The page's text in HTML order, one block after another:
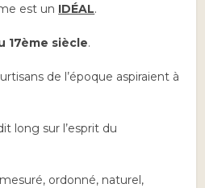
est un IDÉAL.
17ème siècle.
de l’époque aspiraient à
long sur l’esprit du
ordonné, naturel,